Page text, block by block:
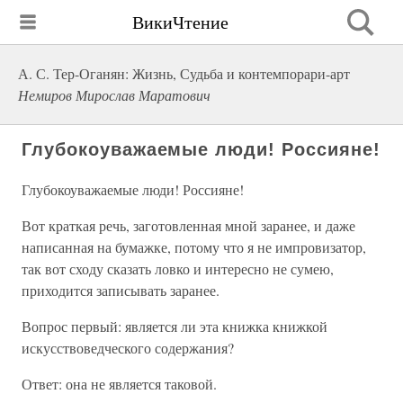
ВикиЧтение
А. С. Тер-Оганян: Жизнь, Судьба и контемпорари-арт
Немиров Мирослав Маратович
Глубокоуважаемые люди! Россияне!
Глубокоуважаемые люди! Россияне!
Вот краткая речь, заготовленная мной заранее, и даже
написанная на бумажке, потому что я не импровизатор,
так вот сходу сказать ловко и интересно не сумею,
приходится записывать заранее.
Вопрос первый: является ли эта книжка книжкой
искусствоведческого содержания?
Ответ: она не является таковой.